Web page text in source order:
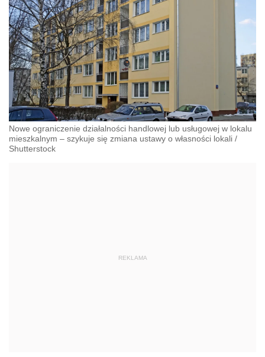
Nowe ograniczenie działalności handlowej lub usługowej w lokalu
mieszkalnym – szykuje się zmiana ustawy o własności lokali /
Shutterstock